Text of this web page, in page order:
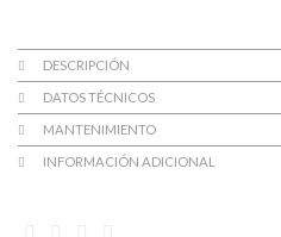
DESCRIPCIÓN
DATOS TÉCNICOS
MANTENIMIENTO
INFORMACIÓN ADICIONAL